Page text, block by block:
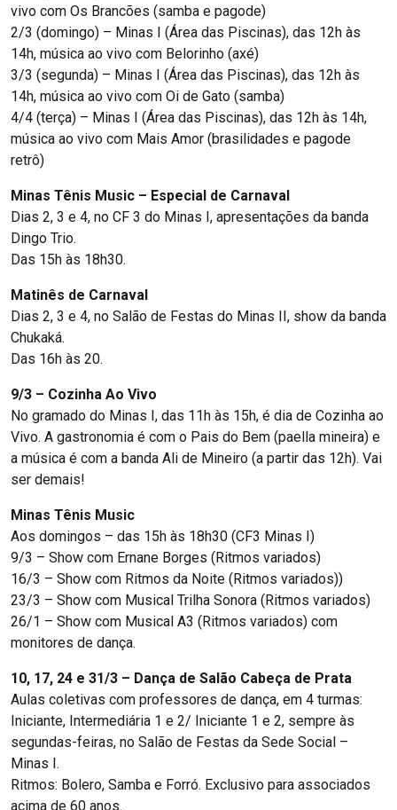
vivo com Os Brancões (samba e pagode)
2/3 (domingo) – Minas I (Área das Piscinas), das 12h às
14h, música ao vivo com Belorinho (axé)
3/3 (segunda) – Minas I (Área das Piscinas), das 12h às
14h, música ao vivo com Oi de Gato (samba)
4/4 (terça) – Minas I (Área das Piscinas), das 12h às 14h,
música ao vivo com Mais Amor (brasilidades e pagode
retrô)
Minas Tênis Music – Especial de Carnaval
Dias 2, 3 e 4, no CF 3 do Minas I, apresentações da banda
Dingo Trio.
Das 15h às 18h30.
Matinês de Carnaval
Dias 2, 3 e 4, no Salão de Festas do Minas II, show da banda
Chukaká.
Das 16h às 20.
9/3 – Cozinha Ao Vivo
No gramado do Minas I, das 11h às 15h, é dia de Cozinha ao
Vivo. A gastronomia é com o Pais do Bem (paella mineira) e
a música é com a banda Ali de Mineiro (a partir das 12h). Vai
ser demais!
Minas Tênis Music
Aos domingos – das 15h às 18h30 (CF3 Minas I)
9/3 – Show com Ernane Borges (Ritmos variados)
16/3 – Show com Ritmos da Noite (Ritmos variados))
23/3 – Show com Musical Trilha Sonora (Ritmos variados)
26/1 – Show com Musical A3 (Ritmos variados) com
monitores de dança.
10, 17, 24 e 31/3 – Dança de Salão Cabeça de Prata
Aulas coletivas com professores de dança, em 4 turmas:
Iniciante, Intermediária 1 e 2/ Iniciante 1 e 2, sempre às
segundas-feiras, no Salão de Festas da Sede Social –
Minas I.
Ritmos: Bolero, Samba e Forró. Exclusivo para associados
acima de 60 anos.